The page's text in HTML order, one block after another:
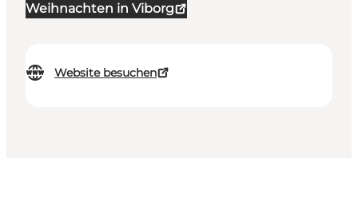
Weihnachten in Viborg
Website besuchen